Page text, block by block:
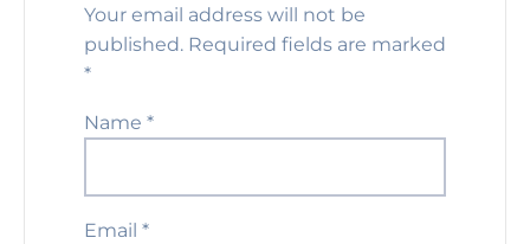
Your email address will not be
published. Required fields are marked
*
Name *
Email *